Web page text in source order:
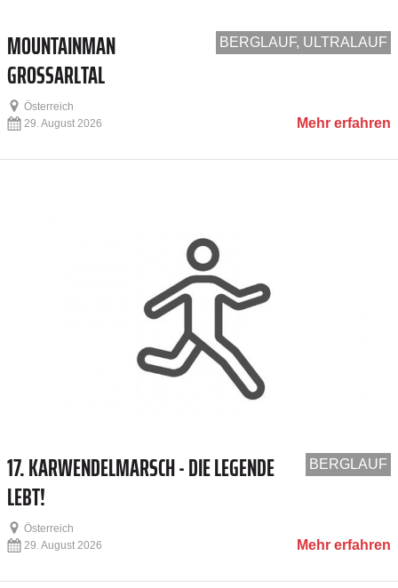
BERGLAUF, ULTRALAUF
MOUNTAINMAN
GROSSARLTAL
Österreich
Mehr erfahren
29. August 2026
BERGLAUF
17. KARWENDELMARSCH - DIE LEGENDE
LEBT!
Österreich
Mehr erfahren
29. August 2026